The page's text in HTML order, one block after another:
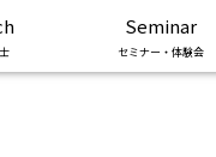
Seminar
セミナー・体験会